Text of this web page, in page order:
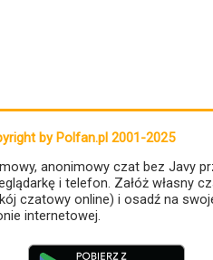
by Polfan.pl 2001-2025
anonimowy czat bez Javy
i telefon. Załóż własny
czatowy online) i osadź na
internetowej.